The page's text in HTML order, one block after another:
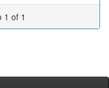
1 of 1